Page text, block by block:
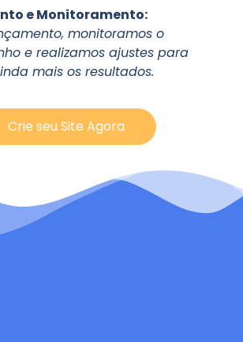
e Monitoramento:
monitoramos o
e realizamos ajustes para
mais os resultados.
Crie seu Site Agora